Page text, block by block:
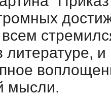
литературе,
мысли.